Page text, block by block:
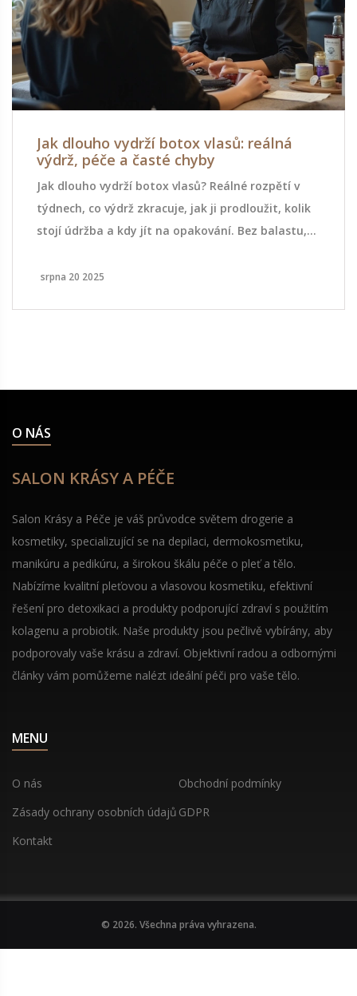
Jak dlouho vydrží botox vlasů: reálná
výdrž, péče a časté chyby
Jak dlouho vydrží botox vlasů? Reálné rozpětí v
týdnech, co výdrž zkracuje, jak ji prodloužit, kolik
stojí údržba a kdy jít na opakování. Bez balastu,
srpna 20 2025
O NÁS
SALON KRÁSY A PÉČE
Salon Krásy a Péče je váš průvodce světem drogerie a
kosmetiky, specializující se na depilaci, dermokosmetiku,
manikúru a pedikúru, a širokou škálu péče o pleť a tělo.
Nabízíme kvalitní pleťovou a vlasovou kosmetiku, efektivní
řešení pro detoxikaci a produkty podporující zdraví s použitím
kolagenu a probiotik. Naše produkty jsou pečlivě vybírány, aby
podporovaly vaše krásu a zdraví. Objektivní radou a odbornými
články vám pomůžeme nalézt ideální péči pro vaše tělo.
MENU
O nás
Obchodní podmínky
Zásady ochrany osobních údajů GDPR
Kontakt
© 2026. Všechna práva vyhrazena.